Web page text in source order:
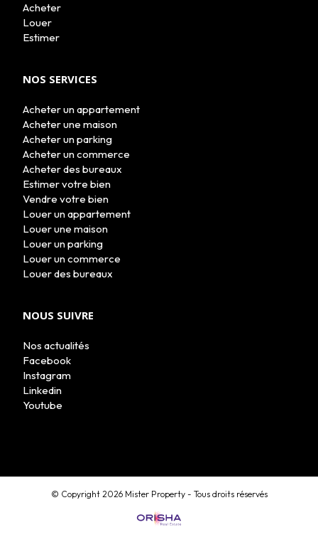
Acheter
Louer
Estimer
NOS SERVICES
Acheter un appartement
Acheter une maison
Acheter un parking
Acheter un commerce
Acheter des bureaux
Estimer votre bien
Vendre votre bien
Louer un appartement
Louer une maison
Louer un parking
Louer un commerce
Louer des bureaux
NOUS SUIVRE
Nos actualités
Facebook
Instagram
Linkedin
Youtube
© Copyright 2026 Mister Property - Tous droits réservés